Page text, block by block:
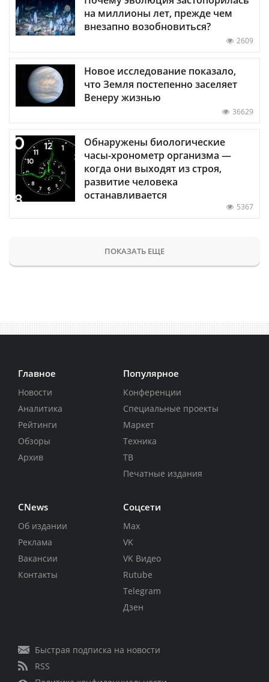
на миллионы лет, прежде чем
внезапно возобновиться?
2609
Новое исследование показало,
что Земля постепенно заселяет
Венеру жизнью
36629
Обнаружены биологические
часы-хронометр организма —
когда они выходят из строя,
развитие человека
останавливается
5367
ПОКАЗАТЬ ЕЩЕ
Главное
Новости
Аналитика
Рейтинги
Обзоры
Архив
Популярное
Конференции
Специальные проекты
Маркет
Техника
ТВ
Печатные издания
CNews
Об издании
Реклама
Вакансии
Контакты
Соцсети
Max
VK
VK Видео
Rutube
Telegram
Дзен
Быстрая подписка на новости
RSS